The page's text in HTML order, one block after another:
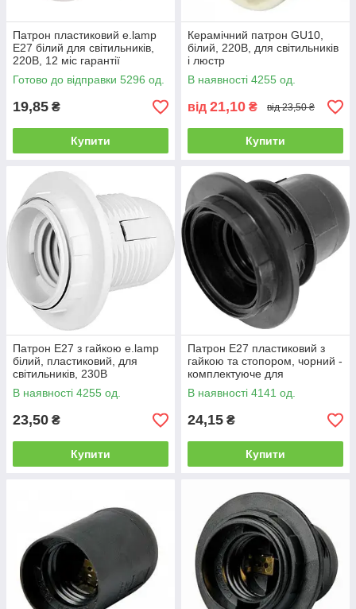
Патрон пластиковий e.lamp
E27 білий для світильників,
220В, 12 міс гарантії
Готово до відправки 5296 од.
19,85 ₴
Купити
Керамічний патрон GU10,
білий, 220В, для світильників
і люстр
В наявності 4255 од.
від 21,10 ₴ від 23,50 ₴
Купити
Патрон E27 з гайкою e.lamp
білий, пластиковий, для
світильників, 230В
В наявності 4255 од.
23,50 ₴
Купити
Патрон E27 пластиковий з
гайкою та стопором, чорний -
комплектуюче для
світильників
В наявності 4141 од.
24,15 ₴
Купити